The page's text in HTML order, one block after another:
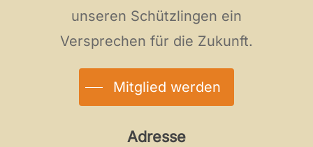
unseren Schützlingen ein
Versprechen für die Zukunft.
Mitglied werden
Adresse